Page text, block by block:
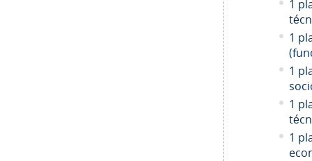
1
1
1
1
1